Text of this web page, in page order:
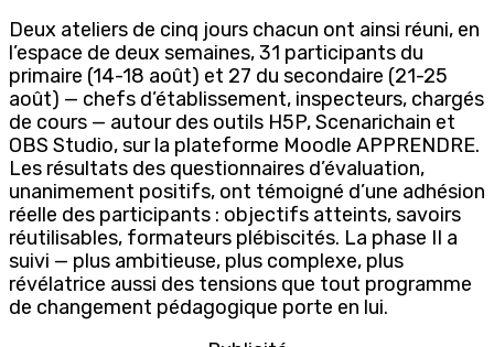
Deux ateliers de cinq jours chacun ont ainsi réuni, en
l’espace de deux semaines, 31 participants du
primaire (14-18 août) et 27 du secondaire (21-25
août) — chefs d’établissement, inspecteurs, chargés
de cours — autour des outils H5P, Scenarichain et
OBS Studio, sur la plateforme Moodle APPRENDRE.
Les résultats des questionnaires d’évaluation,
unanimement positifs, ont témoigné d’une adhésion
réelle des participants : objectifs atteints, savoirs
réutilisables, formateurs plébiscités. La phase II a
suivi — plus ambitieuse, plus complexe, plus
révélatrice aussi des tensions que tout programme
de changement pédagogique porte en lui.